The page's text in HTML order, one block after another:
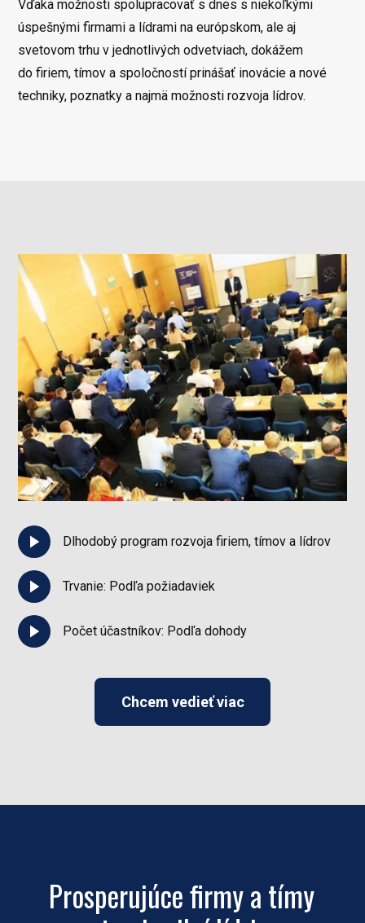
Vďaka možnosti spolupracovať s dnes s niekoľkými
úspešnými firmami a lídrami na európskom, ale aj
svetovom trhu v jednotlivých odvetviach, dokážem
do firiem, tímov a spoločností prinášať inovácie a nové
techniky, poznatky a najmä možnosti rozvoja lídrov.
Dlhodobý program rozvoja firiem, tímov a lídrov
Trvanie: Podľa požiadaviek
Počet účastníkov: Podľa dohody
Chcem vedieť viac
Prosperujúce firmy a tímy